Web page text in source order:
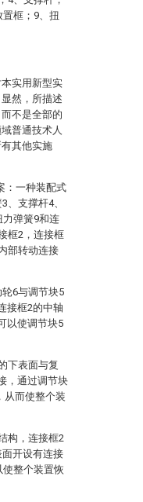
框；9、扭
实用新型实
然，所描述
不是全部的
普通技术人
其他实施
：一种装配式
、支撑杆4、
力弹簧9和连
框2，连接框
部转动连接
6与调节块5
接框2的中轴
以使调节块5
下表面与复
，通过调节块
从而使整个装
构，连接框2
开设有连接
整个装置恢